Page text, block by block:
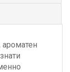
ароматен